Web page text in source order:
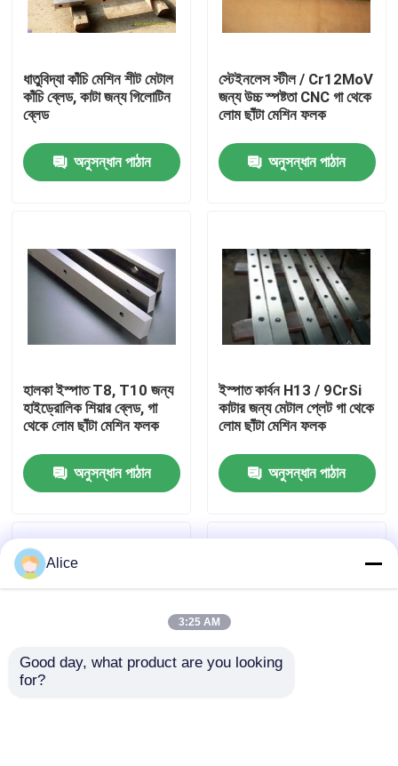
বাড়ি
কারখানা পরিদর্শন
মান নিয়ন্ত্রণ
খবর
ধাতুবিদ্যা কাঁচি মেশিন শীট মেটাল
কাঁচি ব্লেড, কাটা জন্য গিলোটিন
ব্লেড
অনুসন্ধান পাঠান
স্টেইনলেস স্টীল / Cr12MoV
জন্য উচ্চ স্পষ্টতা CNC গা থেকে
লোম ছাঁটা মেশিন ফলক
অনুসন্ধান পাঠান
হালকা ইস্পাত T8, T10 জন্য
হাইড্রোলিক শিয়ার ব্লেড, গা
থেকে লোম ছাঁটা মেশিন ফলক
অনুসন্ধান পাঠান
ইস্পাত কার্বন H13 / 9CrSi
কাটার জন্য মেটাল প্লেট গা থেকে
লোম ছাঁটা মেশিন ফলক
অনুসন্ধান পাঠান
Alice
3:25 AM
Good day, what product are you looking
for?